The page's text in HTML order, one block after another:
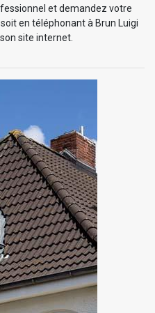
et demandez votre
en téléphonant à Brun Luigi
site internet.